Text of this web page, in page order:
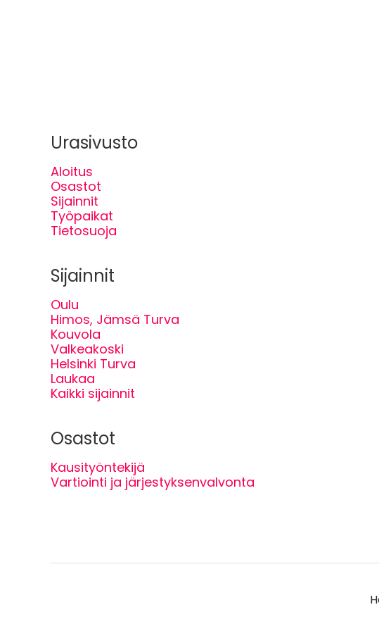
Urasivusto
Aloitus
Osastot
Sijainnit
Työpaikat
Tietosuoja
Sijainnit
Oulu
Himos, Jämsä Turva
Kouvola
Valkeakoski
Helsinki Turva
Laukaa
Kaikki sijainnit
Osastot
Kausityöntekijä
Vartiointi ja järjestyksenvalvonta